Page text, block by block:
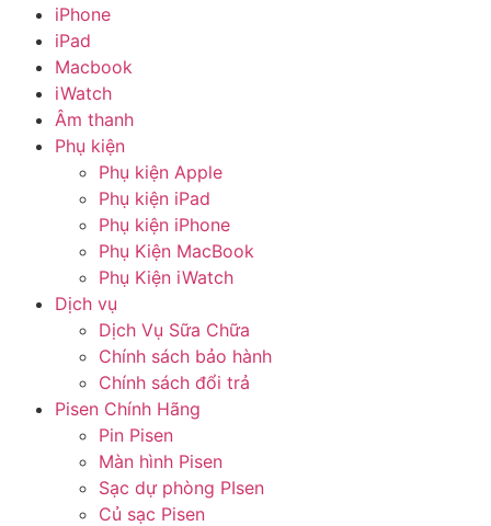
iPhone
iPad
Macbook
iWatch
Âm thanh
Phụ kiện
Phụ kiện Apple
Phụ kiện iPad
Phụ kiện iPhone
Phụ Kiện MacBook
Phụ Kiện iWatch
Dịch vụ
Dịch Vụ Sữa Chữa
Chính sách bảo hành
Chính sách đổi trả
Pisen Chính Hãng
Pin Pisen
Màn hình Pisen
Sạc dự phòng PIsen
Củ sạc Pisen